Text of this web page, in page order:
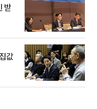
받
값